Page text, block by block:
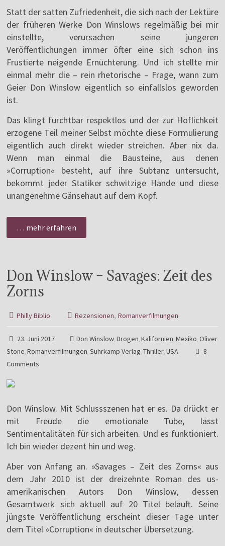
Statt der satten Zufriedenheit, die sich nach der Lektüre
der früheren Werke Don Winslows regelmäßig bei mir
einstellte, verursachen seine jüngeren
Veröffentlichungen immer öfter eine sich schon ins
Frustierte neigende Ernüchterung. Und ich stellte mir
einmal mehr die – rein rhetorische – Frage, wann zum
Geier Don Winslow eigentlich so einfallslos geworden
ist.
Das klingt furchtbar respektlos und der zur Höflichkeit
erzogene Teil meiner Selbst möchte diese Formulierung
eigentlich auch direkt wieder streichen. Aber nix da.
Wenn man einmal die Bausteine, aus denen
»Corruption« besteht, auf ihre Subtanz untersucht,
bekommt jeder Statiker schwitzige Hände und diese
unangenehme Gänsehaut auf dem Kopf.
… mehr erfahren
Don Winslow – Savages: Zeit des
Zorns
Philly Biblio Rezensionen,Romanverfilmungen
23. Juni 2017 Don Winslow ,Drogen ,Kalifornien ,Mexiko ,Oliver
Stone ,Romanverfilmungen ,Suhrkamp Verlag ,Thriller ,USA
8
Comments
Don Winslow. Mit Schlussszenen hat er es. Da drückt er
mit Freude die emotionale Tube, lässt
Sentimentalitäten für sich arbeiten. Und es funktioniert.
Ich bin wieder dezent hin und weg.
Aber von Anfang an. »Savages – Zeit des Zorns« aus
dem Jahr 2010 ist der dreizehnte Roman des us-
amerikanischen Autors Don Winslow, dessen
Gesamtwerk sich aktuell auf 20 Titel beläuft. Seine
jüngste Veröffentlichung erscheint dieser Tage unter
dem Titel »Corruption« in deutscher Übersetzung.